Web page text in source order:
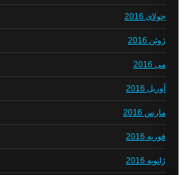
جولای 2016
ژوئن 2016
می 2016
آوریل 2016
مارس 2016
فوریه 2016
ژانویه 2016